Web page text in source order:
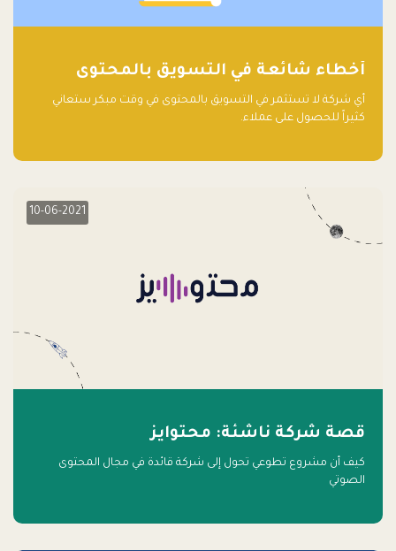
أخطاء شائعة في التسويق بالمحتوى
أي شركة لا تستثمر في التسويق بالمحتوى في وقت مبكر ستعاني
كثيراً للحصول على عملاء.
10-06-2021
قصة شركة ناشئة: محتوايز
كيف أن مشروع تطوعي تحول إلى شركة قائدة في مجال المحتوى
الصوتي